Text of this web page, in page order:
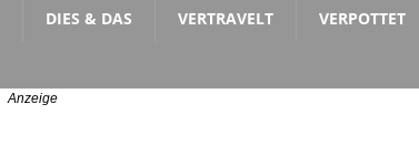
DIES & DAS VERTRAVELT VERPOTTET